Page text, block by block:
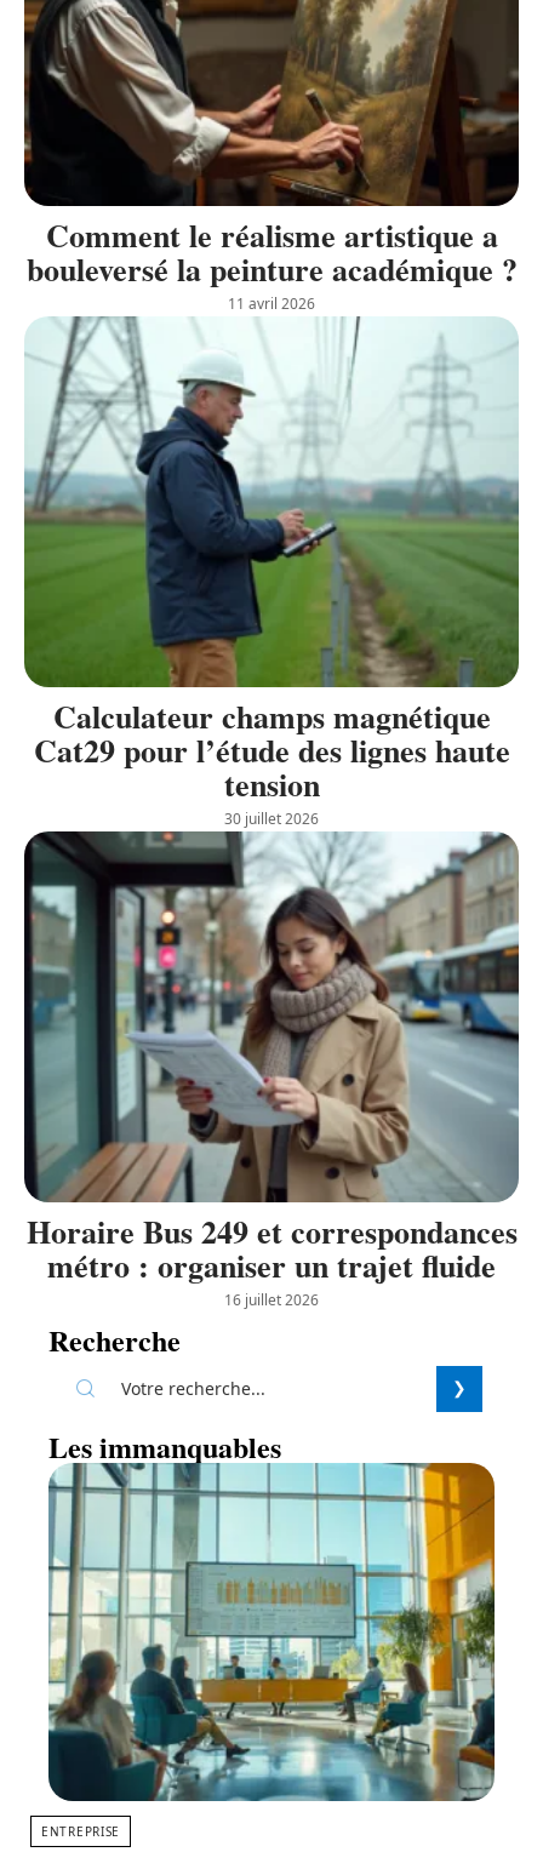
Comment le réalisme artistique a
bouleversé la peinture académique ?
11 avril 2026
Calculateur champs magnétique
Cat29 pour l’étude des lignes haute
tension
30 juillet 2026
Horaire Bus 249 et correspondances
métro : organiser un trajet fluide
16 juillet 2026
Recherche
Les immanquables
ENTREPRISE